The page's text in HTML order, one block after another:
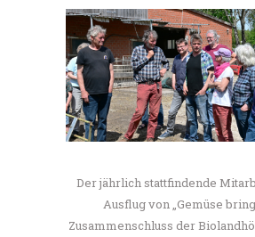
Der jährlich stattfindende
Ausflug von „Gemüse
Zusammenschluss der